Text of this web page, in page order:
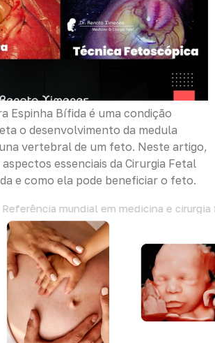
Espinha Bífida é uma condição
o desenvolvimento da medula
vertebral de um feto. Neste artigo,
essenciais da Cirurgia Fetal
e como ela pode beneficiar o feto.
Referência mundial em medicina e cirurgia